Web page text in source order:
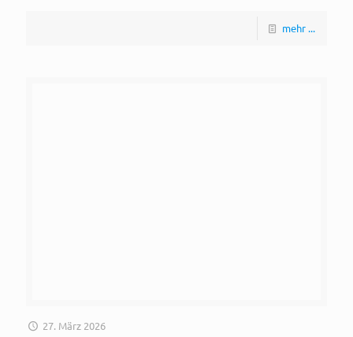
mehr ...
27. März 2026